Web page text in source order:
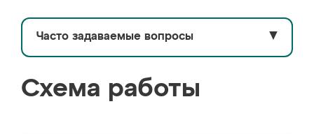
Часто задаваемые вопросы ▼
Схема работы